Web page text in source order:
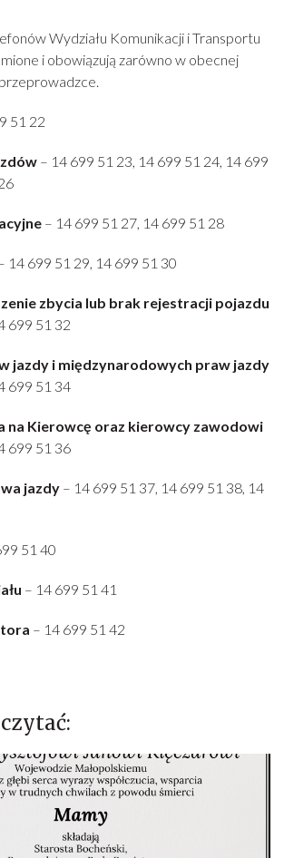
Wydziału Komunikacji i Transportu
i obowiązują zarówno w obecnej
51 22
– 14 699 51 23, 14 699 51 24, 14 699
– 14 699 51 27, 14 699 51 28
14 699 51 29, 14 699 51 30
zbycia lub brak rejestracji pojazdu
699 51 32
jazdy i międzynarodowych praw jazdy
699 51 34
na Kierowcę oraz kierowcy zawodowi
699 51 36
jazdy – 14 699 51 37, 14 699 51 38, 14
51 40
– 14 699 51 41
– 14 699 51 42